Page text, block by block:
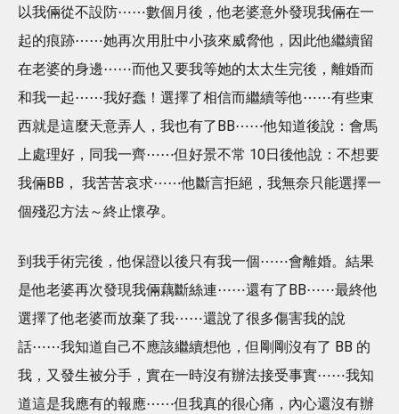
以我倆從不設防⋯⋯數個月後，他老婆意外發現我倆在一
起的痕跡⋯⋯她再次用肚中小孩來威脅他，因此他繼續留
在老婆的身邊⋯⋯而他又要我等她的太太生完後，離婚而
和我一起⋯⋯我好蠢！選擇了相信而繼續等他⋯⋯有些東
西就是這麼天意弄人，我也有了BB⋯⋯他知道後說：會馬
上處理好，同我一齊⋯⋯但好景不常 10日後他說：不想要
我倆BB， 我苦苦哀求⋯⋯他斷言拒絕，我無奈只能選擇一
個殘忍方法～終止懷孕。
到我手術完後，他保證以後只有我一個⋯⋯會離婚。結果
是他老婆再次發現我倆藕斷絲連⋯⋯還有了BB⋯⋯最終他
選擇了他老婆而放棄了我⋯⋯還說了很多傷害我的說
話⋯⋯我知道自己不應該繼續想他，但剛剛沒有了 BB 的
我，又發生被分手，實在一時沒有辦法接受事實⋯⋯我知
道這是我應有的報應⋯⋯但我真的很心痛，內心還沒有辦